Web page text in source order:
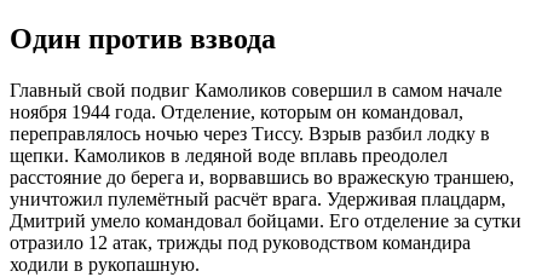
Один против взвода
Главный свой подвиг Камоликов совершил в самом начале
ноября 1944 года. Отделение, которым он командовал,
переправлялось ночью через Тиссу. Взрыв разбил лодку в
щепки. Камоликов в ледяной воде вплавь преодолел
расстояние до берега и, ворвавшись во вражескую траншею,
уничтожил пулемётный расчёт врага. Удерживая плацдарм,
Дмитрий умело командовал бойцами. Его отделение за сутки
отразило 12 атак, трижды под руководством командира
ходили в рукопашную.